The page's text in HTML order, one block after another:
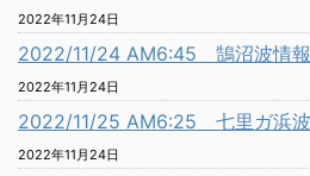
2022年11月24日
2022/11/24 AM6:45 鵠沼波情
2022年11月24日
2022/11/25 AM6:25 七里ガ浜
2022年11月24日